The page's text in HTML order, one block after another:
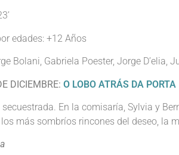
edades: +12 Años
Bolani, Gabriela Poester, Jorge D’elia,
DICIEMBRE: O LOBO ATRÁS DA PORTA
secuestrada. En la comisaría, Sylvia y
más sombríos rincones del deseo, la